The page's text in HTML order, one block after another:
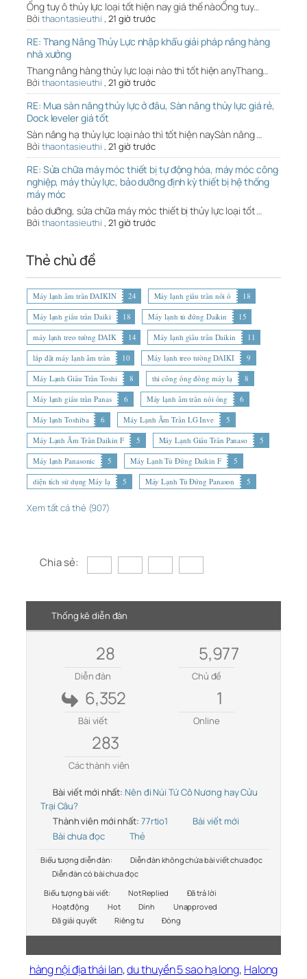
Ống tuy ô thủy lực loại tốt hiện nay giá thế nàoỐng tuy…
Bởi thaontasieuthi , 21 giờ trước
RE: Thang Nâng Thủy Lực nhập khẩu giải pháp nâng hàng
nhà xưởng
Thang nâng hàng thủy lực loại nào thì tốt hiện anyThang…
Bởi thaontasieuthi , 21 giờ trước
RE: Mua sàn nâng thủy lực ở đâu, Sàn nâng thủy lực giá rẻ,
Dock leveler giá tốt
Sàn nâng hạ thủy lực loại nào thì tốt hiện naySàn nâng …
Bởi thaontasieuthi , 21 giờ trước
RE: Sửa chữa máy móc thiết bị tự động hóa, máy móc công
nghiệp, máy thủy lực, bảo dưỡng định kỳ thiết bị hệ thống
máy móc
bảo dưỡng, sửa chữa máy móc thiết bị thủy lực loại tốt …
Bởi thaontasieuthi , 21 giờ trước
Thẻ chủ đề
Máy lạnh âm trần DAIKIN 24 Máy lạnh giấu trần nối ố
18
Máy lạnh giấu trần Daiki
18 Máy lạnh tủ đứng Daikin
15
máy lạnh treo tường DAIK
14 Máy lạnh giấu trần Daikin
11
lắp đặt máy lạnh âm trần
10 Máy lạnh treo tường DAIKI
9
Máy Lạnh Giấu Trần Toshi
8 thi công ống đồng máy lạ
8
Máy lạnh giấu trần Panas
6 Máy lạnh âm trần nối ống
6
Máy lạnh Toshiba
6 Máy Lạnh Âm Trần LG Inve
5
Máy Lạnh Âm Trần Daikin F
5 Máy Lạnh Giấu Trần Panaso
5
Máy lạnh Panasonic
5 Máy Lạnh Tủ Đứng Daikin F
5
diện tích sử dụng Máy lạ
5 Máy Lạnh Tủ Đứng Panason 5
Xem tất cả thẻ (907)
Chia sẻ:
Thống kê diễn đàn
28
Diễn đàn
5,977
Chủ đề
6,352
Bài viết
1
Online
283
Các thành viên
Bài viết mới nhất: Nên đi Núi Tứ Cô Nương hay Cửu
Trại Câu?
Thành viên mới nhất: 77rtio1
Bài viết mới
Bài chưa đọc
Thẻ
Biểu tượng diễn đàn:
Diễn đàn không chứa bài viết chưa đọc
Diễn đàn có bài chưa đọc
Biểu tượng bài viết:
Not Replied
Đã trả lời
Hoạt động
Hot Dính
Unapproved
Đã giải quyết
Riêng tư Đóng
hàng nội địa thái lan,du thuyền 5 sao hạ long, Halong